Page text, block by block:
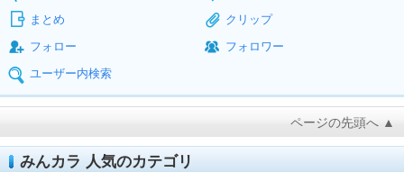
まとめ
クリップ
フォロー
フォロワー
ユーザー内検索
ページの先頭へ ▲
みんカラ 人気のカテゴリ